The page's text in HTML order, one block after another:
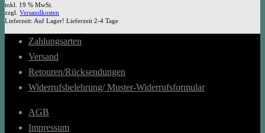
inkl. 19 % MwSt.
zzgl. Versandkosten
Lieferzeit: Auf Lager! Lieferzeit 2-4 Tage
Zahlungsarten
Versand
Retouren/Rücksendungen
Widerrufsbelehrung/ Muster-Widerrufsformular
AGB
Impressum